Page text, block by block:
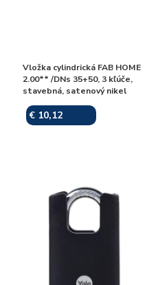
Vložka cylindrická FAB HOME
2.00** /DNs 35+50, 3 kľúče,
stavebná, satenový nikel
€ 10,12